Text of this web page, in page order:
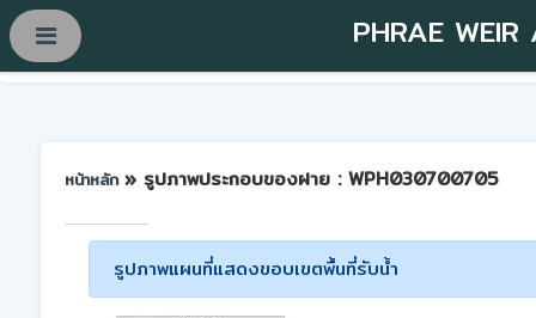
PHRAE WEIR
หน้าหลัก » รูปภาพประกอบของฝาย : WPH030700705
รูปภาพแผนที่แสดงขอบเขตพื้นที่รับน้ำ